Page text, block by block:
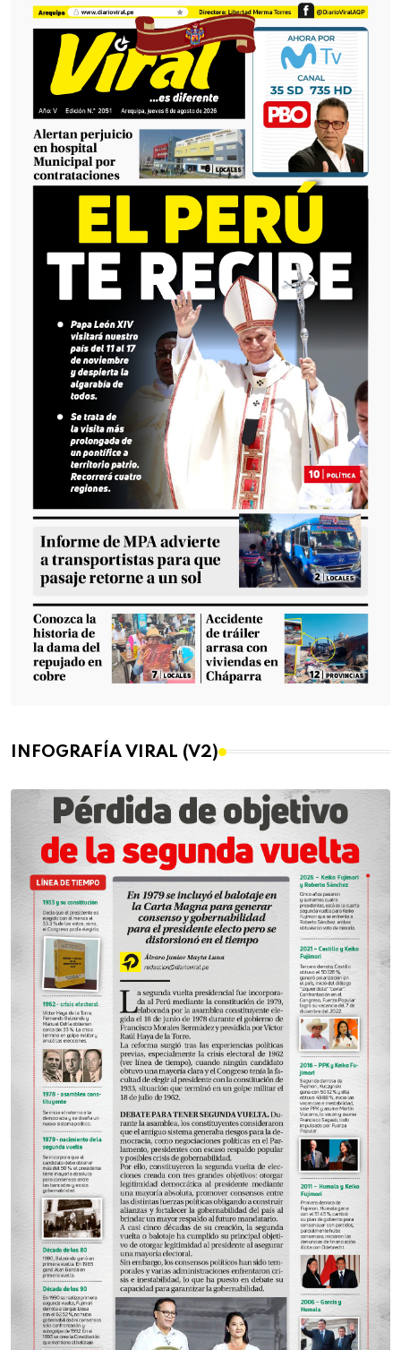
INFOGRAFÍA VIRAL (V2)